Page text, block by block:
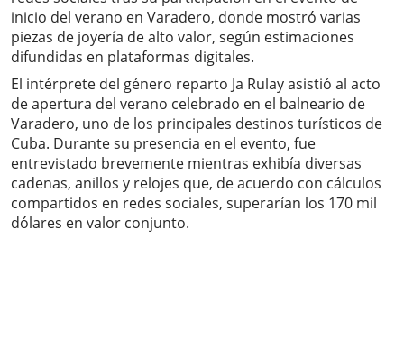
inicio del verano en Varadero, donde mostró varias
piezas de joyería de alto valor, según estimaciones
difundidas en plataformas digitales.
El intérprete del género reparto Ja Rulay asistió al acto
de apertura del verano celebrado en el balneario de
Varadero, uno de los principales destinos turísticos de
Cuba. Durante su presencia en el evento, fue
entrevistado brevemente mientras exhibía diversas
cadenas, anillos y relojes que, de acuerdo con cálculos
compartidos en redes sociales, superarían los 170 mil
dólares en valor conjunto.